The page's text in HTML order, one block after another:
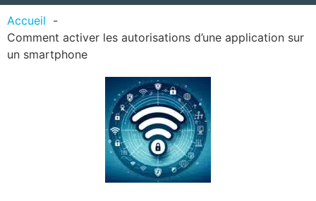
Accueil
Comment activer les autorisations d’une application sur
un smartphone